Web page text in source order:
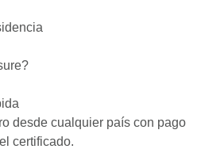
desde cualquier país con pago
certificado.